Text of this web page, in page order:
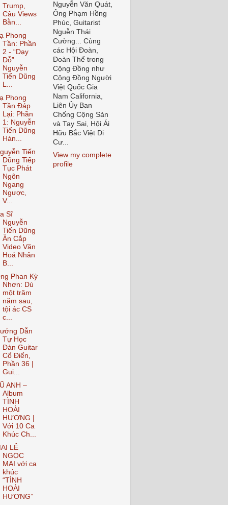
Trump,
Câu Views
Bằn...
Phong
Tần: Phần
2 - “Dạy
Dỗ”
Nguyễn
Tiến Dũng
Phong
Tần Đáp
Lại: Phần
1: Nguyễn
Tiến Dũng
Hàn...
Tiến
Dũng Tiếp
Tục Phát
Ngôn
Ngang
Ngược,
V...
Sĩ
Nguyễn
Tiến Dũng
Ăn Cắp
Video Văn
Hoá Nhân
B...
Phan Kỳ
Nhơn: Dù
một trăm
năm sau,
tội ác CS
c...
Dẫn
Tự Học
Đàn Guitar
Cổ Điển,
Phần 36 |
Gui...
ANH –
Album
TÌNH
HOÀI
HƯƠNG |
Với 10 Ca
Khúc Ch...
LÊ
NGỌC
MAI với ca
khúc
“TÌNH
HOÀI
HƯƠNG”
Nguyễn Văn Quát,
Ông Phạm Hồng
Phúc, Guitarist
Nguễn Thái
Cường... Cùng
các Hội Đoàn,
Đoàn Thể trong
Cộng Đồng như
Cộng Đồng Người
Việt Quốc Gia
Nam California,
Liên Ủy Ban
Chống Cộng Sản
và Tay Sai, Hội Ái
Hữu Bắc Việt Di
Cư...
View my complete
profile